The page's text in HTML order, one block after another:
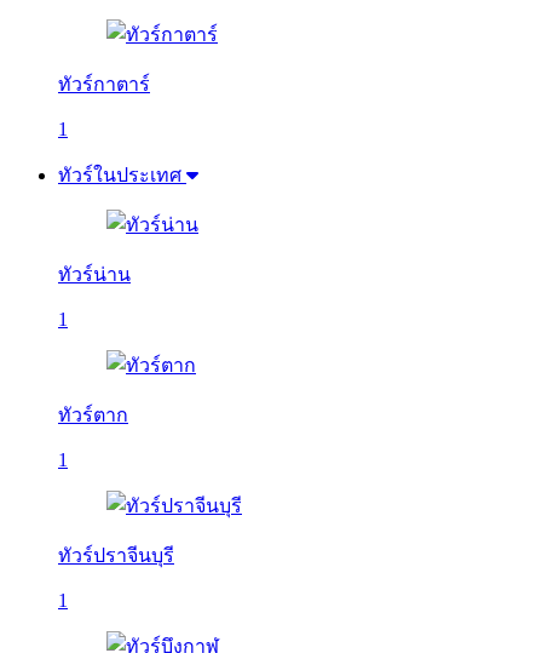
ทัวร์กาตาร์
1
ทัวร์ในประเทศ
ทัวร์น่าน
1
ทัวร์ตาก
1
ทัวร์ปราจีนบุรี
1